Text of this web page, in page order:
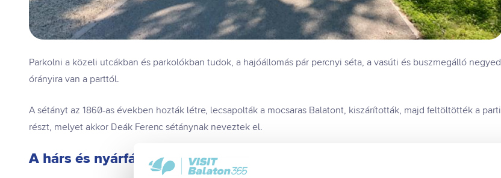
Parkolni a közeli utcákban és parkolókban tudok, a hajóállomás pár percnyi séta, a vasúti és buszmegálló negyed
órányira van a parttól.
A sétányt az 1860-as években hozták létre, lecsapolták a mocsaras Balatont, kiszárították, majd feltöltötték a parti
részt, melyet akkor Deák Ferenc sétánynak neveztek el.
A hárs és nyárfákból platánok lettek